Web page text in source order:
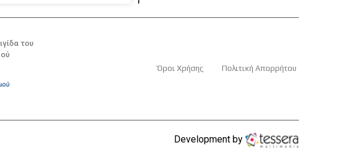
του
Όροι Χρήσης
Πολιτική Απορρήτου
Development by